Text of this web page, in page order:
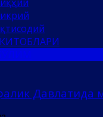
Давлатида